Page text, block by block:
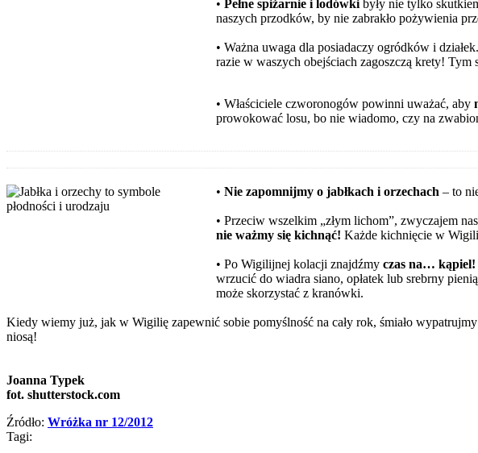
• Pełne spiżarnie i lodówki były nie tylko
naszych przodków, by nie zabrakło pożywienia
• Ważna uwaga dla posiadaczy ogródków i
razie w waszych obejściach zagoszczą krety! Tym
• Właściciele czworonogów powinni uważać, aby
prowokować losu, bo nie wiadomo, czy na
• Nie zapomnijmy o jabłkach i orzechach – to
• Przeciw wszelkim „złym lichom”, zwyczajem
nie ważmy się kichnąć! Każde kichnięcie w
• Po Wigilijnej kolacji znajdźmy czas na… kąpiel!
wrzucić do wiadra siano, opłatek lub srebrny
może skorzystać z kranówki.
Kiedy wiemy już, jak w Wigilię zapewnić sobie pomyślność na cały rok, śmiało
niosą!
Joanna Typek
fot. shutterstock.com
Źródło: Wróżka nr 12/2012
Tagi: